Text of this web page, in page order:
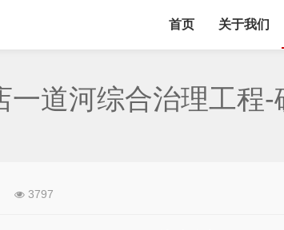
首页 关于我们
一道河综合治理工程
3797